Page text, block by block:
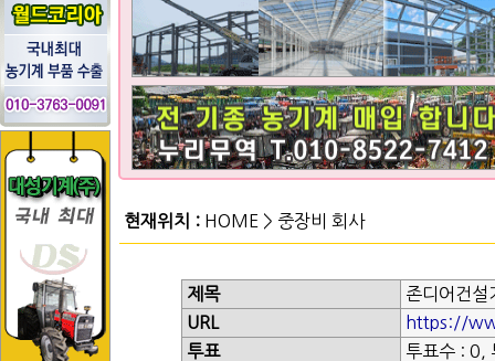
현재위치 : HOME > 중장비 회사
제목
존디어건설
URL
https://
투표
투표수 : 0,